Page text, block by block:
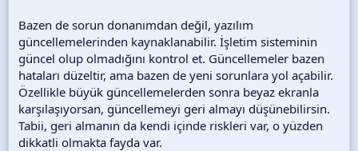
Bazen de sorun donanımdan değil, yazılım
güncellemelerinden kaynaklanabilir. İşletim sisteminin
güncel olup olmadığını kontrol et. Güncellemeler bazen
hataları düzeltir, ama bazen de yeni sorunlara yol açabilir.
Özellikle büyük güncellemelerden sonra beyaz ekranla
karşılaşıyorsan, güncellemeyi geri almayı düşünebilirsin.
Tabii, geri almanın da kendi içinde riskleri var, o yüzden
dikkatli olmakta fayda var.